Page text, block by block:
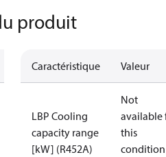
produit
Caractéristique Valeur
LBP Cooling
capacity range
[kW] (R452A)
Not
available
this